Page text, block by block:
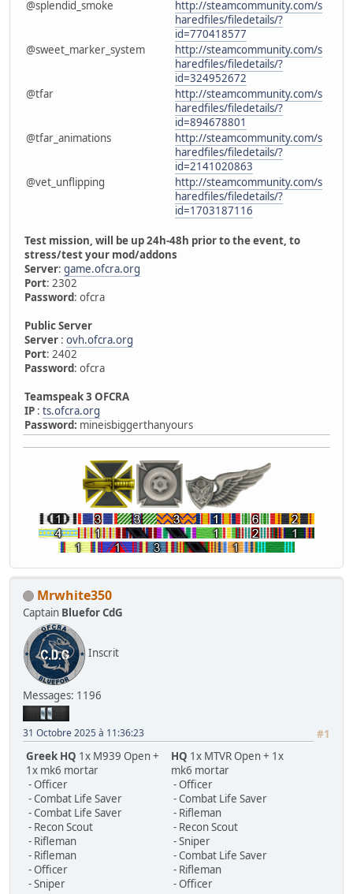
@splendid_smoke
http://steamcommunity.com/s
haredfiles/filedetails/?
id=770418577
@sweet_marker_system
http://steamcommunity.com/s
haredfiles/filedetails/?
id=324952672
@tfar
http://steamcommunity.com/s
haredfiles/filedetails/?
id=894678801
@tfar_animations
http://steamcommunity.com/s
haredfiles/filedetails/?
id=2141020863
@vet_unflipping
http://steamcommunity.com/s
haredfiles/filedetails/?
id=1703187116
Test mission, will be up 24h-48h prior to the event, to
stress/test your mod/addons
Server: game.ofcra.org
Port: 2302
Password: ofcra
Public Server
Server : ovh.ofcra.org
Port: 2402
Password: ofcra
Teamspeak 3 OFCRA
IP : ts.ofcra.org
Password: mineisbiggerthanyours
Mrwhite350
Captain Bluefor CdG
Inscrit
Messages: 1196
#1
31 Octobre 2025 à 11:36:23
Greek HQ 1x M939 Open +
1x mk6 mortar
- Officer
- Combat Life Saver
- Combat Life Saver
- Recon Scout
- Rifleman
- Rifleman
- Officer
- Sniper
HQ 1x MTVR Open + 1x
mk6 mortar
- Officer
- Combat Life Saver
- Rifleman
- Recon Scout
- Sniper
- Combat Life Saver
- Rifleman
- Officer